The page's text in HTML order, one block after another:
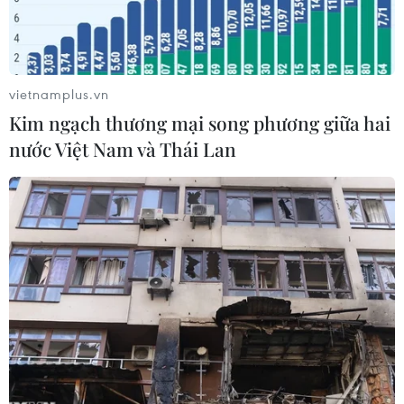
Logo của hãng Huyndai (Nguồn:AFP)
Hai công ty “anh em” Hyundai Motor Co. và Kia
Motors Corp. ngày 26/11 dự kiến sẽ xuất khẩu
hơn 100.000 chiếc xe điện (EV) trong năm nay
nhờ nhu cầu xe thân thiện với môi trường ngày
càng tăng.
vietnamplus.vn
Kim ngạch thương mại song phương giữa hai
nước Việt Nam và Thái Lan